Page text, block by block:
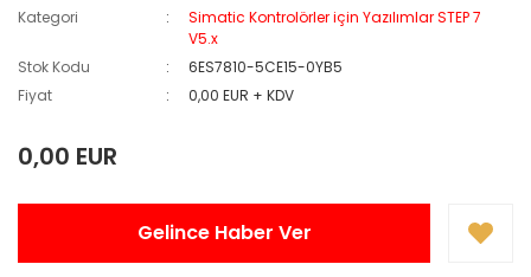
Kategori
Simatic Kontrolörler için Yazılımlar STEP 7
V5.x
Stok Kodu
6ES7810-5CE15-0YB5
Fiyat
0,00 EUR + KDV
0,00 EUR
Gelince Haber Ver